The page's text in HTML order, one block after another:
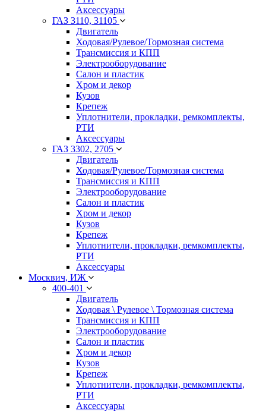
Аксессуары
ГАЗ 3110, 31105
Двигатель
Ходовая/Рулевое/Тормозная система
Трансмиссия и КПП
Электрооборудование
Салон и пластик
Хром и декор
Кузов
Крепеж
Уплотнители, прокладки, ремкомплекты,
РТИ
Аксессуары
ГАЗ 3302, 2705
Двигатель
Ходовая/Рулевое/Тормозная система
Трансмиссия и КПП
Электрооборудование
Салон и пластик
Хром и декор
Кузов
Крепеж
Уплотнители, прокладки, ремкомплекты,
РТИ
Аксессуары
Москвич, ИЖ
400-401
Двигатель
Ходовая \ Рулевое \ Тормозная система
Трансмиссия и КПП
Электрооборудование
Салон и пластик
Хром и декор
Кузов
Крепеж
Уплотнители, прокладки, ремкомплекты,
РТИ
Аксессуары